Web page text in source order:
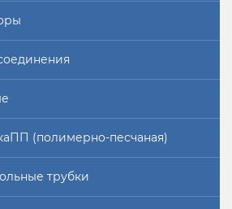
(полимерно-песчаная)
трубки